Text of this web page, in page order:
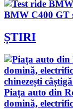
BMW C400 GT
ȘTIRI
Piața auto din
domină,